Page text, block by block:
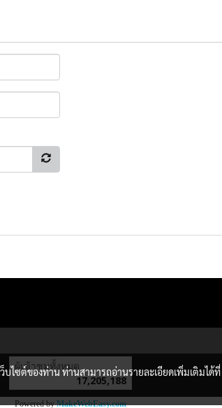
ผู้เข้าชมวันนี้ 17,254
Powered byMakeWebEasy.com
ไซต์ของท่าน ท่านสามารถอ่านรายละเอียดเพิ่มเติมได้ที่